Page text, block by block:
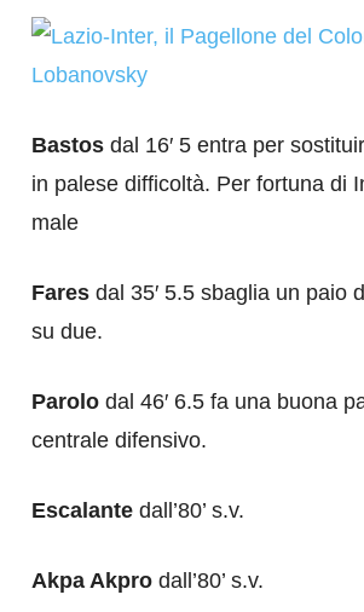
Bastos dal 16′ 5 entra per
in palese difficoltà. Per fortuna di
male
Fares dal 35′ 5.5 sbaglia un paio
su due.
Parolo dal 46′ 6.5 fa una buona
centrale difensivo.
Escalante dall’80’ s.v.
Akpa Akpro dall’80’ s.v.